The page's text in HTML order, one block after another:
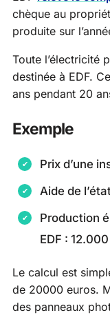
chèque au
produite sur
Toute l’électricité
destinée à EDF.
ans pendant 20
Exemple
Prix d’une
Aide de
Production
EDF :
Le calcul est
de 20000 euros.
des panneaux